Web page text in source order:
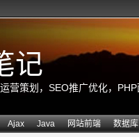
记
营策划，SEO推广优化，
Ajax Java 网站前端 数据库